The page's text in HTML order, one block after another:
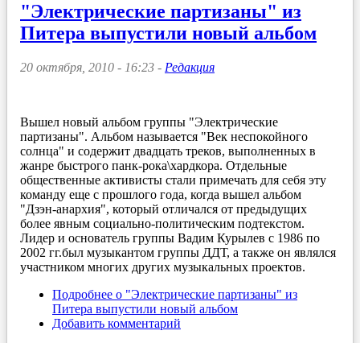
"Электрические партизаны" из
Питера выпустили новый альбом
20 октября, 2010 - 16:23 - Редакция
Вышел новый альбом группы "Электрические
партизаны". Альбом называется "Век неспокойного
солнца" и содержит двадцать треков, выполненных в
жанре быстрого панк-рока\хардкора. Отдельные
общественные активисты стали примечать для себя эту
команду еще с прошлого года, когда вышел альбом
"Дзэн-анархия", который отличался от предыдущих
более явным социально-политическим подтекстом.
Лидер и основатель группы Вадим Курылев с 1986 по
2002 гг.был музыкантом группы ДДТ, а также он являлся
участником многих других музыкальных проектов.
Подробнее о "Электрические партизаны" из
Питера выпустили новый альбом
Добавить комментарий